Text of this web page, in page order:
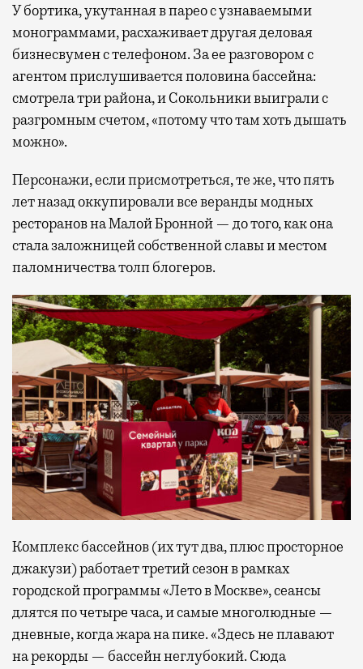
У бортика, укутанная в парео с узнаваемыми
монограммами, расхаживает другая деловая
бизнесвумен с телефоном. За ее разговором с
агентом прислушивается половина бассейна:
смотрела три района, и Сокольники выиграли с
разгромным счетом, «потому что там хоть дышать
можно».
Персонажи, если присмотреться, те же, что пять
лет назад оккупировали все веранды модных
ресторанов на Малой Бронной — до того, как она
стала заложницей собственной славы и местом
паломничества толп блогеров.
Комплекс бассейнов (их тут два, плюс просторное
джакузи) работает третий сезон в рамках
городской программы «Лето в Москве», сеансы
длятся по четыре часа, и самые многолюдные —
дневные, когда жара на пике. «Здесь не плавают
на рекорды — бассейн неглубокий. Сюда